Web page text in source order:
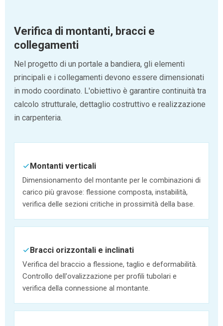
Verifica di montanti, bracci e
collegamenti
Nel progetto di un portale a bandiera, gli elementi
principali e i collegamenti devono essere dimensionati
in modo coordinato. L'obiettivo è garantire continuità tra
calcolo strutturale, dettaglio costruttivo e realizzazione
in carpenteria.
Montanti verticali
Dimensionamento del montante per le combinazioni di
carico più gravose: flessione composta, instabilità,
verifica delle sezioni critiche in prossimità della base.
Bracci orizzontali e inclinati
Verifica del braccio a flessione, taglio e deformabilità.
Controllo dell'ovalizzazione per profili tubolari e
verifica della connessione al montante.